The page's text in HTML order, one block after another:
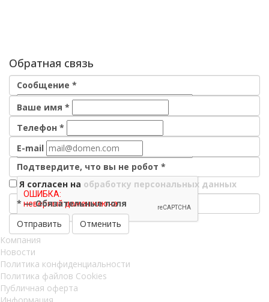
Обратная связь
Сообщение *
Ваше имя *
Телефон *
E-mail
Подтвердите, что вы не робот *
Я согласен на обработку персональных данных
* —Обязательные поля
Отменить
Компания
Новости
Политика конфиденциальности
Политика файлов Cookies
Публичная оферта
Информация